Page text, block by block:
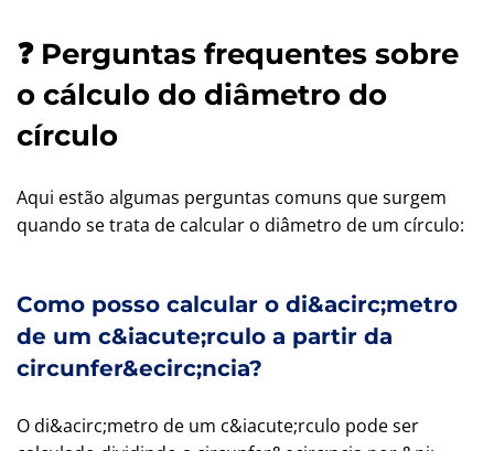
❓ Perguntas frequentes sobre
o cálculo do diâmetro do
círculo
Aqui estão algumas perguntas comuns que surgem
quando se trata de calcular o diâmetro de um círculo:
Como posso calcular o di&acirc;metro
de um c&iacute;rculo a partir da
circunfer&ecirc;ncia?
O di&acirc;metro de um c&iacute;rculo pode ser